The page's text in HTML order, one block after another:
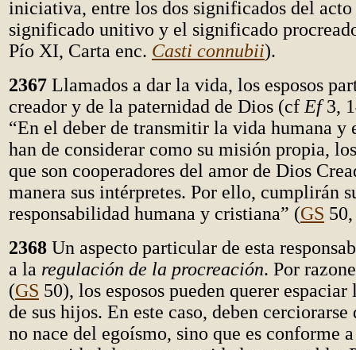
iniciativa, entre los dos significados del
significado unitivo y el significado
Pío XI, Carta enc. Casti connubii).
2367 Llamados a dar la vida, los esposos
creador y de la paternidad de Dios (cf Ef3,
“En el deber de transmitir la vida humana y
han de considerar como su misión propia,
que son cooperadores del amor de Dios
manera sus intérpretes. Por ello, cumplirán
responsabilidad humana y cristiana” (GS
2368 Un aspecto particular de esta
a la regulación de la procreación. Por
(GS 50), los esposos pueden querer
de sus hijos. En este caso, deben cerciorarse
no nace del egoísmo, sino que es conforme